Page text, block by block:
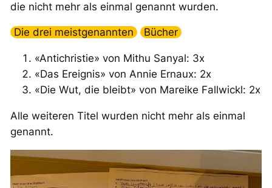
die nicht mehr als einmal genannt wurden.
Die drei meistgenannten Bücher
«Antichristie» von Mithu Sanyal: 3x
«Das Ereignis» von Annie Ernaux: 2x
«Die Wut, die bleibt» von Mareike Fallwickl: 2x
Alle weiteren Titel wurden nicht mehr als einmal
genannt.